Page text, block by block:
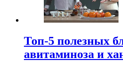
Топ-5 полезных
авитаминоза и